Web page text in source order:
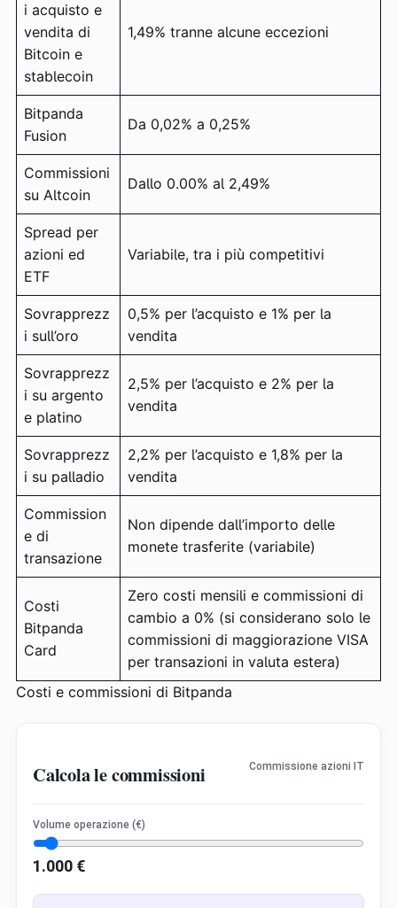
i acquisto e
vendita di
Bitcoin e
stablecoin
1,49% tranne alcune eccezioni
Bitpanda
Fusion
Da 0,02% a 0,25%
Commissioni
su Altcoin
Dallo 0.00% al 2,49%
Spread per
azioni ed
ETF
Variabile, tra i più competitivi
Sovrapprezz
i sull’oro
0,5% per l’acquisto e 1% per la
vendita
Sovrapprezz
i su argento
e platino
2,5% per l’acquisto e 2% per la
vendita
Sovrapprezz
i su palladio
2,2% per l’acquisto e 1,8% per la
vendita
Commission
e di
transazione
Non dipende dall’importo delle
monete trasferite (variabile)
Costi
Bitpanda
Card
Zero costi mensili e commissioni di
cambio a 0% (si considerano solo le
commissioni di maggiorazione VISA
per transazioni in valuta estera)
Costi e commissioni di Bitpanda
Calcola le commissioni Commissione azioni IT
Volume operazione (€)
1.000 €